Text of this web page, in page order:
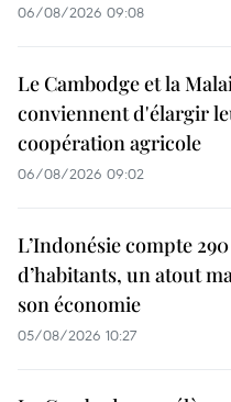
06/08/2026 09:08
Le Cambodge et la
conviennent d'élargir
coopération agricole
06/08/2026 09:02
L’Indonésie compte
d’habitants, un atout
son économie
05/08/2026 10:27